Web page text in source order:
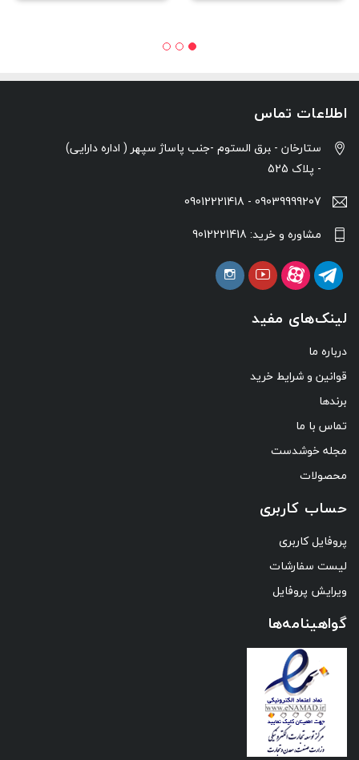
اطلاعات تماس
ستارخان - ‍برق الستوم -جنب پاساژ سپهر ( اداره دارایی)
- پلاک 525
09039999207 - 09012221418
مشاوره و خرید: 9012221418
لینک‌های مفید
درباره ما
قوانین و شرایط خرید
برندها
تماس با ما
مجله خوشدست
محصولات
حساب کاربری
پروفایل کاربری
لیست سفارشات
ویرایش پروفایل
گواهینامه‌ها